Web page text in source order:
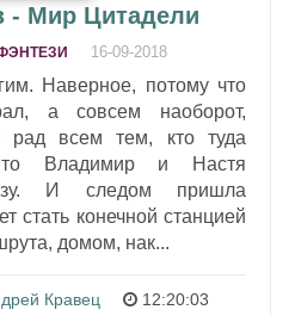
- Мир Цитадели
16-09-2018
Наверное, потому что
а совсем наоборот,
рад всем тем, кто туда
Владимир и Настя
И следом пришла
стать конечной станцией
домом, нак...
Кравец 12:20:03